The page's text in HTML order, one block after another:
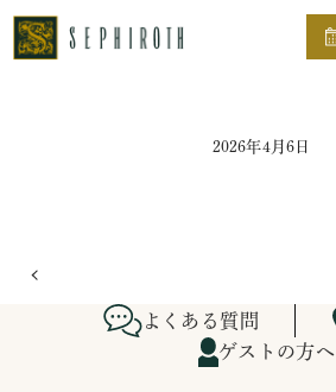
ホーム
2026年4月6日
よくある質問
ゲストの方へ